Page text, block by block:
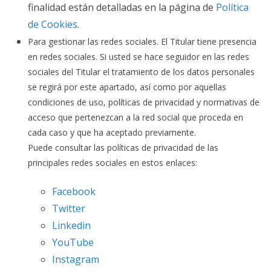
finalidad están detalladas en la página de Política
de Cookies.
Para gestionar las redes sociales. El Titular tiene presencia
en redes sociales. Si usted se hace seguidor en las redes
sociales del Titular el tratamiento de los datos personales
se regirá por este apartado, así como por aquellas
condiciones de uso, políticas de privacidad y normativas de
acceso que pertenezcan a la red social que proceda en
cada caso y que ha aceptado previamente.
Puede consultar las políticas de privacidad de las
principales redes sociales en estos enlaces:
Facebook
Twitter
Linkedin
YouTube
Instagram